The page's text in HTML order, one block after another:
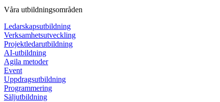
Våra utbildningsområden
Ledarskapsutbildning
Verksamhetsutveckling
Projektledarutbildning
AI-utbildning
Agila metoder
Event
Uppdragsutbildning
Programmering
Säljutbildning